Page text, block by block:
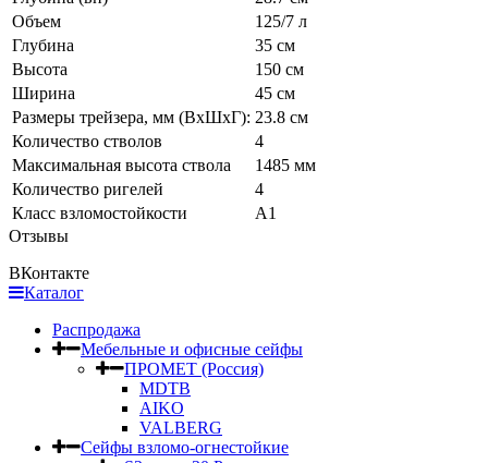
Объем
125/7 л
Глубина
35 см
Высота
150 см
Ширина
45 см
Размеры трейзера, мм (ВхШхГ): 23.8 см
Количество стволов
4
Максимальная высота ствола
1485 мм
Количество ригелей
4
Класс взломостойкости
А1
Отзывы
ВКонтакте
Каталог
Распродажа
Мебельные и офисные сейфы
ПРОМЕТ (Россия)
MDTB
AIKO
VALBERG
Сейфы взломо-огнестойкие